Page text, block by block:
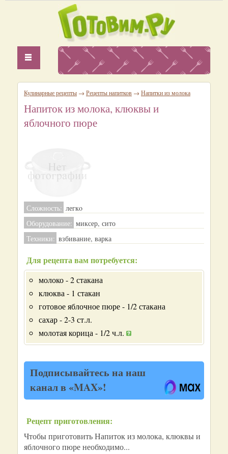
Кулинарные рецепты → Рецепты напитков → Напитки из молока
Напиток из молока, клюквы и
яблочного пюре
Сложность: легкo
Оборудование: миксер, сито
Техники: взбивание, варка
Для рецепта вам потребуется:
молоко - 2 стакана
клюква - 1 стакан
готовое яблочное пюре - 1/2 стакана
сахар - 2-3 ст.л.
молотая корица - 1/2 ч.л.
Подписывайтесь на наш
канал в «MAX»!
Рецепт приготовления:
Чтобы приготовить Напиток из молока, клюквы и
яблочного пюре необходимо...